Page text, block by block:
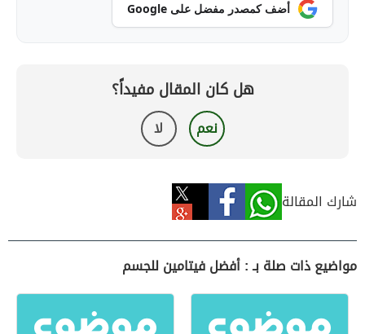
أضف كمصدر مفضل على Google
هل كان المقال مفيداً؟
نعم لا
شارك المقالة
مواضيع ذات صلة بـ : أفضل فيتامين للجسم